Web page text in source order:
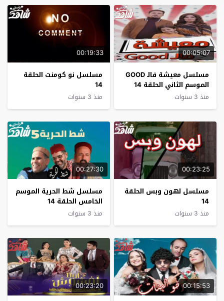
00:05:07
مسلسل معيشة فالـ GOOD
الموسم الثاني الحلقة 14
منذ 3 سنوات
00:19:33
مسلسل نو كومنت الحلقة
14
منذ 3 سنوات
00:23:25
مسلسل لهون وبس الحلقة
14
منذ 3 سنوات
00:27:30
مسلسل شط الحرية الموسم
الخامس الحلقة 14
منذ 3 سنوات
00:15:53
00:23:20